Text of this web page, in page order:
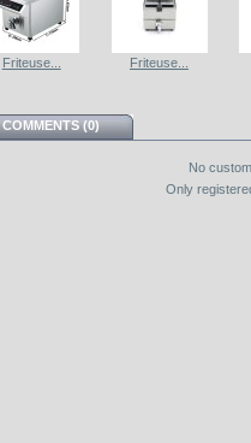
Friteuse... Friteuse...
COMMENTS (0)
No
Only